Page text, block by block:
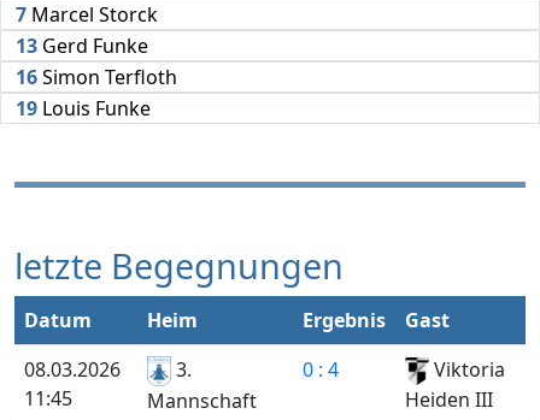
7 Marcel Storck
13 Gerd Funke
16Simon Terfloth
19 Louis Funke
letzte Begegnungen
Datum Heim Ergebnis
Gast
08.03.2026
11:45
3.
Mannschaft
0 : 4
Viktoria
Heiden III